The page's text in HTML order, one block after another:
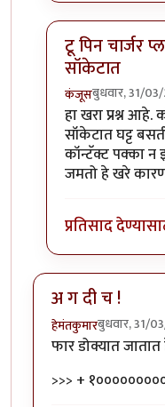
टू पिन चार्जर
सॉकेटात
कंजूसबुधवार, 31/
In reply to
हा खरा प्रश्न आहे.
सॉकेटात घट्ट
कॉन्टॅक्ट पक्का न
जमतो हे खरे
प्रतिसाद
अ ग दी च !
हेमंतकुमारबुधवार, 31/
फार डोक्यात
>>> +